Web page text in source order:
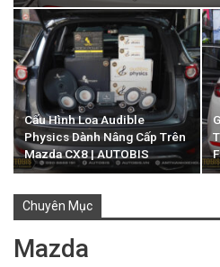
Cấu Hình Loa Audible
Physics Dành Nâng Cấp Trên
Mazda CX8 | AUTOBIS
Chuyên Mục
Mazda